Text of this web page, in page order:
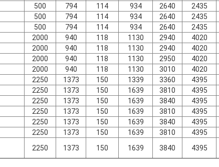
2435
2640
934
114
794
500
2435
2640
934
114
794
500
2435
2640
934
114
794
500
4020
2940
1130
118
940
2000
4020
2940
1130
118
940
2000
4020
2950
1130
118
940
2000
4020
3010
1130
118
940
2000
4395
3360
1339
150
1373
2250
4395
3810
1639
150
1373
2250
4395
3840
1639
150
1373
2250
4395
3810
1639
150
1373
2250
4395
3840
1639
150
1373
2250
4395
3810
1639
150
1373
2250
4395
3840
1639
150
1373
2250